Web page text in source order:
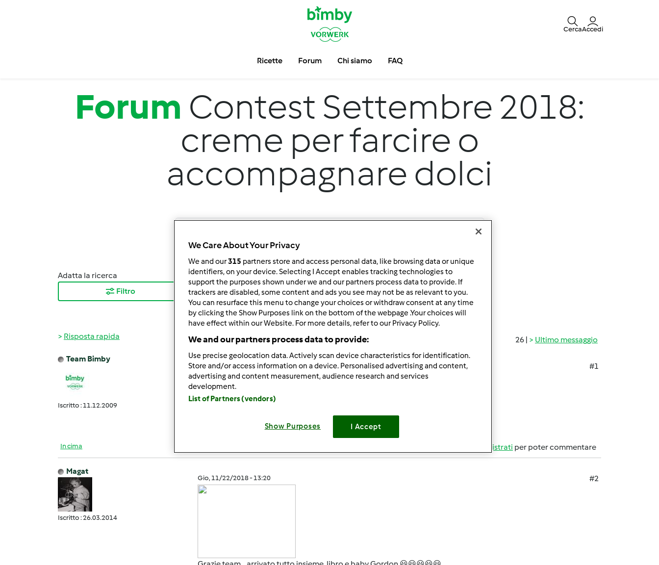
CercaAccedi
Ricette Forum Chi siamo FAQ
Forum Contest Settembre 2018:
creme per farcire o
accompagnare dolci
Adatta la ricerca
Filtro
Ordina per:
I risultati più recenti
Risultati per pagina:
10
26 | Ultimo messaggio
Risposta rapida
Team Bimby
Iscritto : 11.12.2009
Ven, 11/23/2018 - 08:39
#1
Benissimo Magat!
grazie per averlo comunicato nel topic
un caro saluto e a presto!
In cima registrati per poter commentare
Magat
Iscritto : 26.03.2014
Gio, 11/22/2018 - 13:20 #2
We Care About Your Privacy
We and our315 partners store and access personal data, like browsing data or unique
identifiers, on your device. Selecting I Accept enables tracking technologies to
support the purposes shown under we and our partners process data to provide. If
trackers are disabled, some content and ads you see may not be as relevant to you.
You can resurface this menu to change your choices or withdraw consent at any time
by clicking the Show Purposes link on the bottom of the webpage .Your choices will
have effect within our Website. For more details, refer to our Privacy Policy.
We and our partners process data to provide:
Use precise geolocation data. Actively scan device characteristics for identification.
Store and/or access information on a device. Personalised advertising and content,
advertising and content measurement, audience research and services
development.
List of Partners (vendors)
Show Purposes I Accept